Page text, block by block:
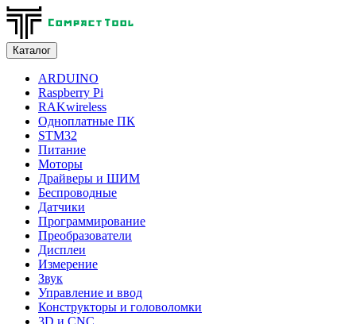
Каталог
ARDUINO
Raspberry Pi
RAKwireless
Одноплатные ПК
STM32
Питание
Моторы
Драйверы и ШИМ
Беспроводные
Датчики
Программирование
Преобразователи
Дисплеи
Измерение
Звук
Управление и ввод
Конструкторы и головоломки
3D и CNC